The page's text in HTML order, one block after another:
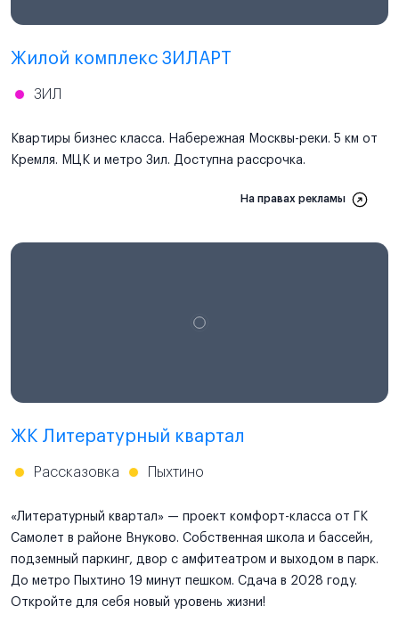
Жилой комплекс ЗИЛАРТ
ЗИЛ
Квартиры бизнес класса. Набережная Москвы-реки. 5 км от
Кремля. МЦК и метро Зил. Доступна рассрочка.
На правах рекламы
ЖК Литературный квартал
Рассказовка Пыхтино
«Литературный квартал» — проект комфорт-класса от ГК
Самолет в районе Внуково. Собственная школа и бассейн,
подземный паркинг, двор с амфитеатром и выходом в парк.
До метро Пыхтино 19 минут пешком. Сдача в 2028 году.
Откройте для себя новый уровень жизни!